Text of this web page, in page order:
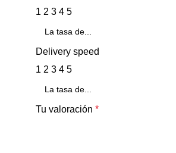
1 2 3 4 5
Delivery speed
1 2 3 4 5
Tu valoración *